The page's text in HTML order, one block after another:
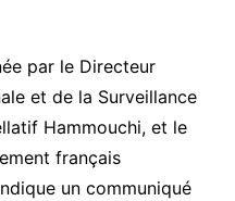
par le Directeur
et de la Surveillance
Hammouchi, et le
français
un communiqué